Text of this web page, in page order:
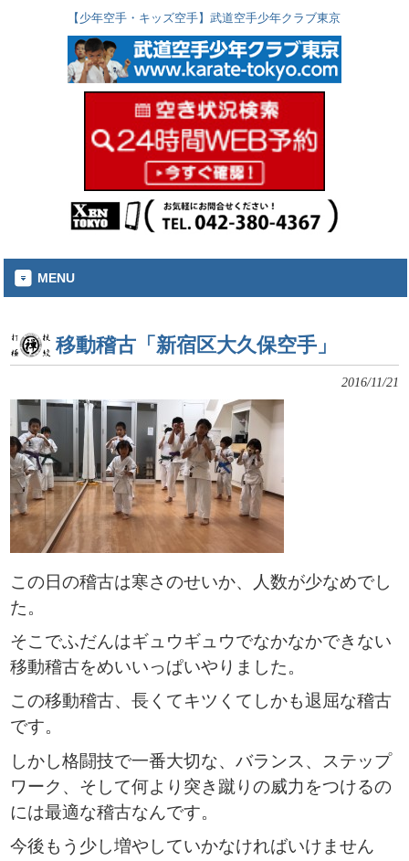
【少年空手・キッズ空手】武道空手少年クラブ東京
MENU
移動稽古「新宿区大久保空手」
2016/11/21
この日の稽古は寒さのせいか、人数が少なめでし
た。
そこでふだんはギュウギュウでなかなかできない
移動稽古をめいいっぱいやりました。
この移動稽古、長くてキツくてしかも退屈な稽古
です。
しかし格闘技で一番大切な、バランス、ステップ
ワーク、そして何より突き蹴りの威力をつけるの
には最適な稽古なんです。
今後もう少し増やしていかなければいけません